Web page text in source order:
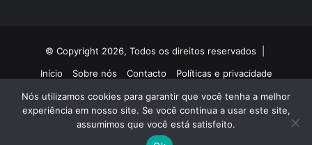
© Copyright 2026, Todos os direitos reservados |
Início
Sobre nós Contacto Políticas e privacidade
Facebook
TwitterYouTubeInstagram
Nós utilizamos cookies para garantir que você tenha a melhor
experiência em nosso site. Se você continua a usar este site,
assumimos que você está satisfeito.